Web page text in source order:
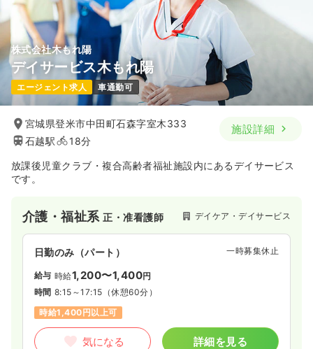
株式会社木もれ陽
デイサービス木もれ陽
エージェント求人 車通勤可
宮城県登米市中田町石森字室木333
石越駅
18分
施設詳細
放課後児童クラブ・複合高齢者福祉施設内にあるデイサービス
です。
介護・福祉系正・准看護師 デイケア・デイサービス
日勤のみ（パート） 一時募集休止
給与 時給1,200〜1,400円
時間 8:15～17:15 （休憩60分）
時給1,400円以上可
気になる 詳細を見る